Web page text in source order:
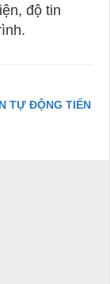
độ tin
TỰ ĐỘNG TIẾN